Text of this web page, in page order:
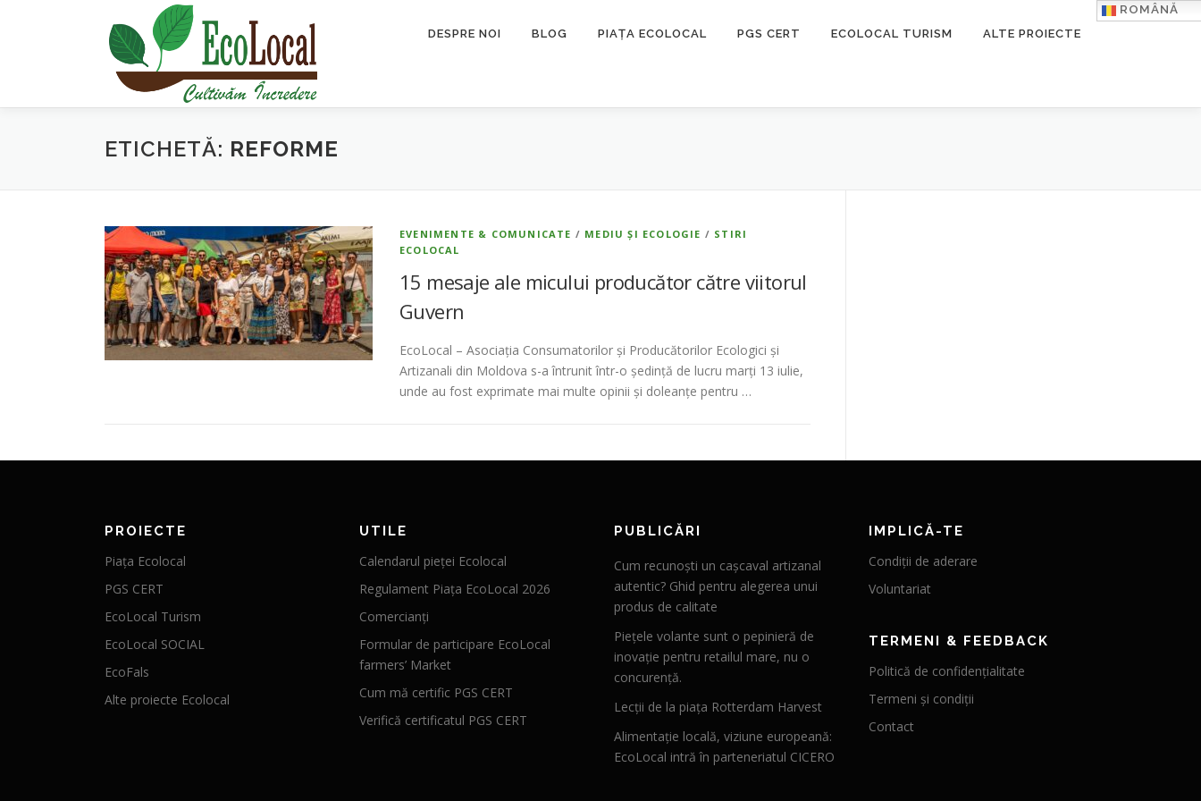
DESPRE NOI BLOG PIAȚA ECOLOCAL PGS CERT ECOLOCAL TURISM ALTE PROIECTE
ROMÂNĂ
ETICHETĂ: REFORME
EVENIMENTE & COMUNICATE / MEDIU ȘI ECOLOGIE / STIRI
ECOLOCAL
15 mesaje ale micului producător către viitorul
Guvern
EcoLocal – Asociația Consumatorilor și Producătorilor Ecologici și
Artizanali din Moldova s-a întrunit într-o ședință de lucru marți 13 iulie,
unde au fost exprimate mai multe opinii și doleanțe pentru …
PROIECTE
Piața Ecolocal
PGS CERT
EcoLocal Turism
EcoLocal SOCIAL
EcoFals
Alte proiecte Ecolocal
UTILE
Calendarul pieței Ecolocal
Regulament Piața EcoLocal 2026
Comercianți
Formular de participare EcoLocal
farmers’ Market
Cum mă certific PGS CERT
Verifică certificatul PGS CERT
PUBLICĂRI
Cum recunoști un cașcaval artizanal
autentic? Ghid pentru alegerea unui
produs de calitate
Piețele volante sunt o pepinieră de
inovație pentru retailul mare, nu o
concurență.
Lecții de la piața Rotterdam Harvest
Alimentație locală, viziune europeană:
EcoLocal intră în parteneriatul CICERO
IMPLICĂ-TE
Condiții de aderare
Voluntariat
TERMENI & FEEDBACK
Politică de confidențialitate
Termeni și condiții
Contact